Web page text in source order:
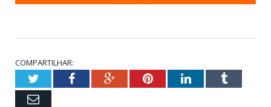
COMPARTILHAR:
TwitterFacebookGoogle+PinterestLinkedInTumblr
Email